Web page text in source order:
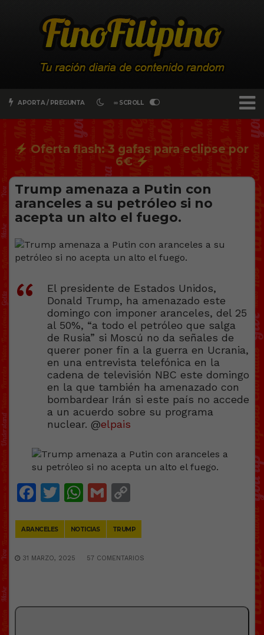
APORTA / PREGUNTA ∞ SCROLL
Oferta flash: 3 gafas para eclipse por
6€
Trump amenaza a Putin con
aranceles a su petróleo si no
acepta un alto el fuego.
El presidente de Estados Unidos,
Donald Trump, ha amenazado este
domingo con imponer aranceles, del 25
al 50%, “a todo el petróleo que salga
de Rusia” si Moscú no da señales de
querer poner fin a la guerra en Ucrania,
en una entrevista telefónica en la
cadena de televisión NBC este domingo
en la que también ha amenazado con
bombardear Irán si este país no accede
a un acuerdo sobre su programa
nuclear. @elpais
Facebook
Twitter
WhatsApp
Gmail
ARANCELES NOTICIAS TRUMP
31 MARZO, 2025 57 COMENTARIOS